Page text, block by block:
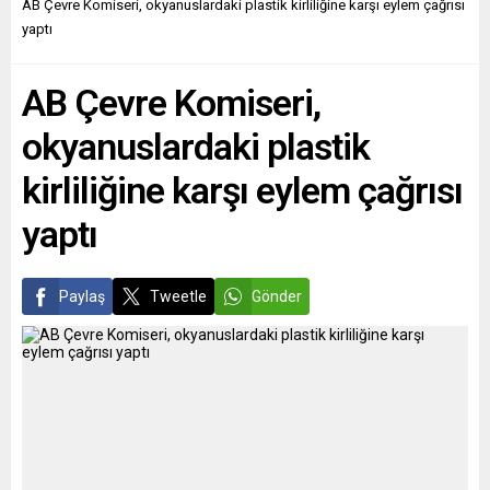
başlamasının ardından
Ankara’dan beklentisini
daha yüksek sesle dile
getirmeye başlarken, hafta
ortasında Ankara’da
düzenlenecek...
kendi...
AB Çevre Komiseri, okyanuslardaki plastik kirliliğine karşı eylem çağrısı
yaptı
AB Çevre Komiseri,
okyanuslardaki plastik
kirliliğine karşı eylem çağrısı
yaptı
Paylaş Tweetle Gönder